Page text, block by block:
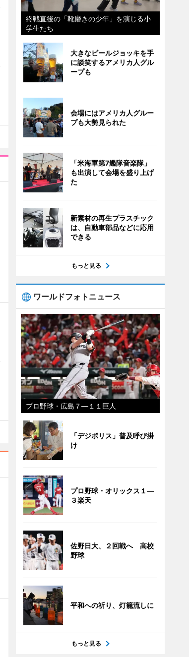
終戦直後の「靴磨きの少年」を演じる小
学生たち
大きなビールジョッキを手
に談笑するアメリカ人グル
ープも
会場にはアメリカ人グルー
プも大勢見られた
「米海軍第7艦隊音楽隊」
も出演して会場を盛り上げ
た
新素材の再生プラスチック
は、自動車部品などに応用
できる
もっと見る
ワールドフォトニュース
プロ野球・広島７―１１巨人
「デジポリス」普及呼び掛
け
プロ野球・オリックス１―
３楽天
佐野日大、２回戦へ 高校
野球
平和への祈り、灯籠流しに
もっと見る